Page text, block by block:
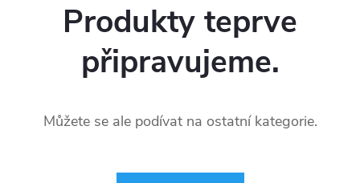
Produkty teprve
připravujeme.
Můžete se ale podívat na ostatní kategorie.